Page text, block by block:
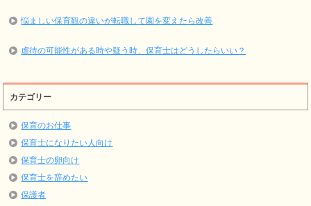
悩ましい保育観の違いが転職して園を変えたら改善
虐待の可能性がある時や疑う時、保育士はどうしたらいい？
カテゴリー
保育のお仕事
保育士になりたい人向け
保育士の卵向け
保育士を辞めたい
保護者